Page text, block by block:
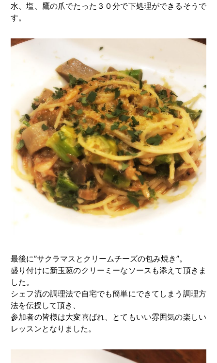
水、塩、鷹の爪でたった３０分で下処理ができるそうで
す。
最後に”サクラマスとクリームチーズの包み焼き”。
盛り付けに新玉葱のクリーミーなソースも添えて頂きま
した。
シェフ流の調理法で自宅でも簡単にできてしまう調理方
法を伝授して頂き、
参加者の皆様は大変喜ばれ、とてもいい雰囲気の楽しい
レッスンとなりました。